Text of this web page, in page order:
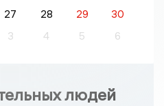
27 28 29
30
3 4 5 6
людей